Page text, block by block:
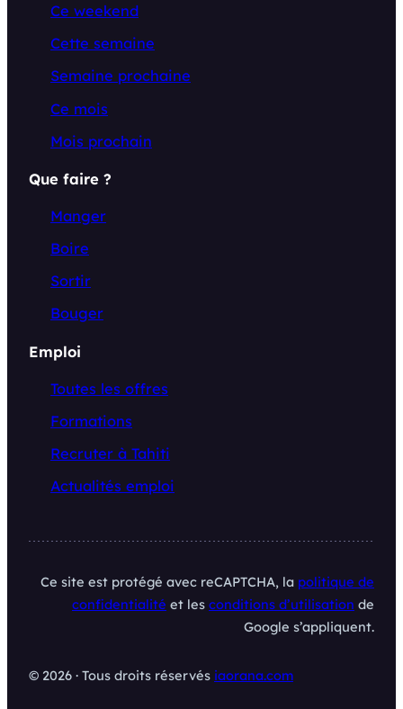
Ce weekend
Cette semaine
Semaine prochaine
Ce mois
Mois prochain
Que faire ?
Manger
Boire
Sortir
Bouger
Emploi
Toutes les offres
Formations
Recruter à Tahiti
Actualités emploi
Ce site est protégé avec reCAPTCHA, la politique de
confidentialité et les conditions d’utilisation de
Google s’appliquent.
© 2026 · Tous droits réservés iaorana.com